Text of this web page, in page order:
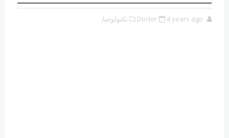
Doctor 4 years ago تكنولوجيا,